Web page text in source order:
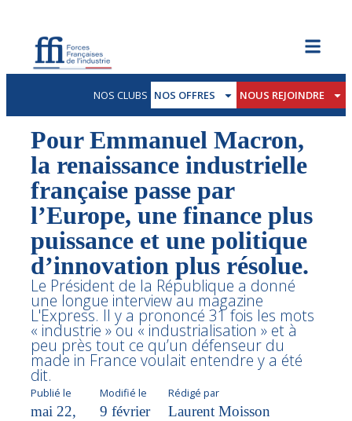
NOS CLUBS NOS OFFRES NOUS REJOINDRE
Pour Emmanuel Macron,
la renaissance industrielle
française passe par
l’Europe, une finance plus
puissance et une politique
d’innovation plus résolue.
Le Président de la République a donné
une longue interview au magazine
L'Express. Il y a prononcé 31 fois les mots
« industrie » ou « industrialisation » et à
peu près tout ce qu’un défenseur du
made in France voulait entendre y a été
dit.
Publié le
mai 22,
Modifié le
9 février
Rédigé par
Laurent Moisson